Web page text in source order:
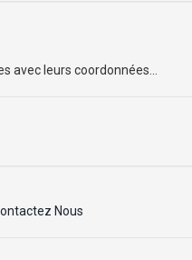
avec leurs coordonnées...
Nous